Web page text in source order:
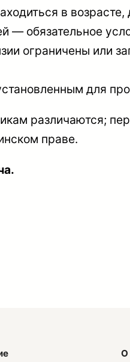
в
— обязательное
ограничены или
для
различаются;
праве.
О